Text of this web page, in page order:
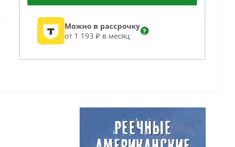
Можно в рассрочку
от 1 193 ₽ в месяц
?